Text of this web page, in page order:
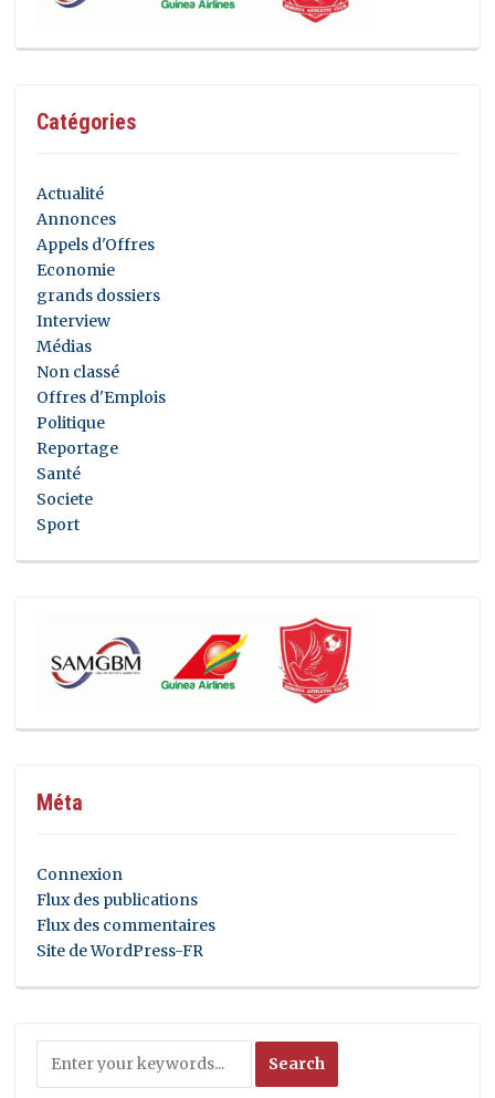
Catégories
Actualité
Annonces
Appels d'Offres
Economie
grands dossiers
Interview
Médias
Non classé
Offres d'Emplois
Politique
Reportage
Santé
Societe
Sport
Méta
Connexion
Flux des publications
Flux des commentaires
Site de WordPress-FR